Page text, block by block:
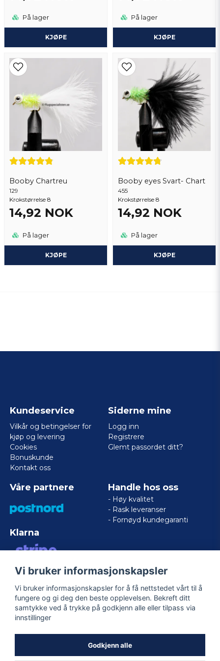
På lager
KJØPE
På lager
KJØPE
Booby Chartreu
129
Krokstørrelse 8
14,92 NOK
På lager
KJØPE
Booby eyes Svart- Chart
455
Krokstørrelse 8
14,92 NOK
På lager
KJØPE
1 år siden
2 år siden
Ser mycket bra ut.
Kundeservice
Vilkår og betingelser for
kjøp og levering
Cookies
Bonuskunde
Kontakt oss
Siderne mine
Logg inn
Registrere
Glemt passordet ditt?
Våre partnere
Klarna
VISA/MASTERCARD/AMERICAN
Handle hos oss
- Høy kvalitet
- Rask leveranser
- Fornøyd kundegaranti
Følg oss
Vi bruker informasjonskapsler
Vi bruker informasjonskapsler for å få nettstedet vårt til å
fungere og gi deg den beste opplevelsen. Bekreft ditt
samtykke ved å trykke på godkjenn alle eller tilpass via
innstillinger
Godkjenn alle